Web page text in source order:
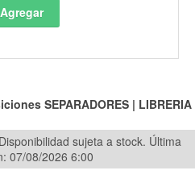
Agregar
SEPARADORES | LIBRERIA
sujeta a stock. Última
07/08/2026 6:00